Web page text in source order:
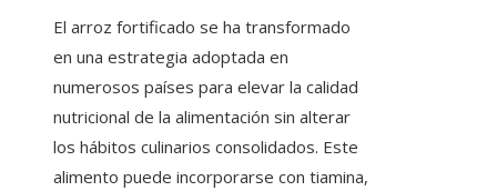
El arroz fortificado se ha transformado
en una estrategia adoptada en
numerosos países para elevar la calidad
nutricional de la alimentación sin alterar
los hábitos culinarios consolidados. Este
alimento puede incorporarse con tiamina,